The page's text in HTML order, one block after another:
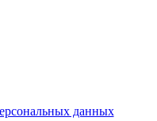
данных